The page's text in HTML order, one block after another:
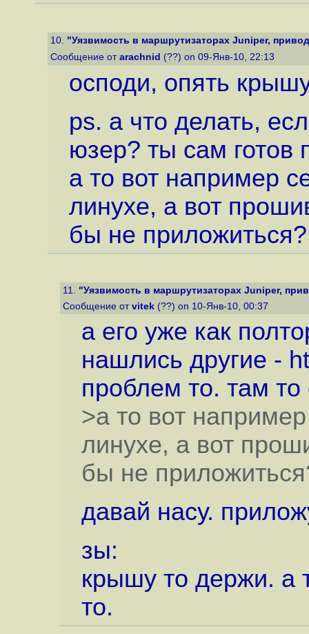
10. "Уязвимость в маршрутизаторах Juniper,
Сообщение от arachnid (??) on 09-Янв-10, 22:13
осподи, опять
ps. а что делать,
юзер? ты сам готов
а то вот например
линухе, а вот
бы не приложиться?
11. "Уязвимость в маршрутизаторах Juniper,
Сообщение от vitek (??) on 10-Янв-10, 00:37
а его уже как
нашлись другие -
проблем то. там то
>а то вот
линухе, а вот
бы не
давай насу.
зы:
крышу то держи. а
то.